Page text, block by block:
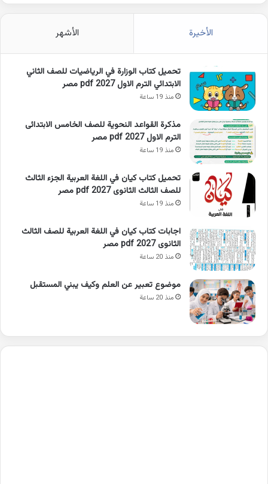
الأخيرة الأشهر
تحميل كتاب الوزارة في الرياضيات للصف الثاني
الابتدائي الترم الاول 2027 pdf مصر
منذ 19 ساعة
مذكرة القواعد النحوية للصف الخامس الابتدائى
الترم الاول 2027 pdf مصر
منذ 19 ساعة
تحميل كتاب كيان في اللغة العربية الجزء الثالث
للصف الثالث الثانوى 2027 pdf مصر
منذ 19 ساعة
اجابات كتاب كيان في اللغة العربية للصف الثالث
الثانوى 2027 pdf مصر
منذ 20 ساعة
موضوع تعبير عن العلم وكيف يبني المستقبل
منذ 20 ساعة